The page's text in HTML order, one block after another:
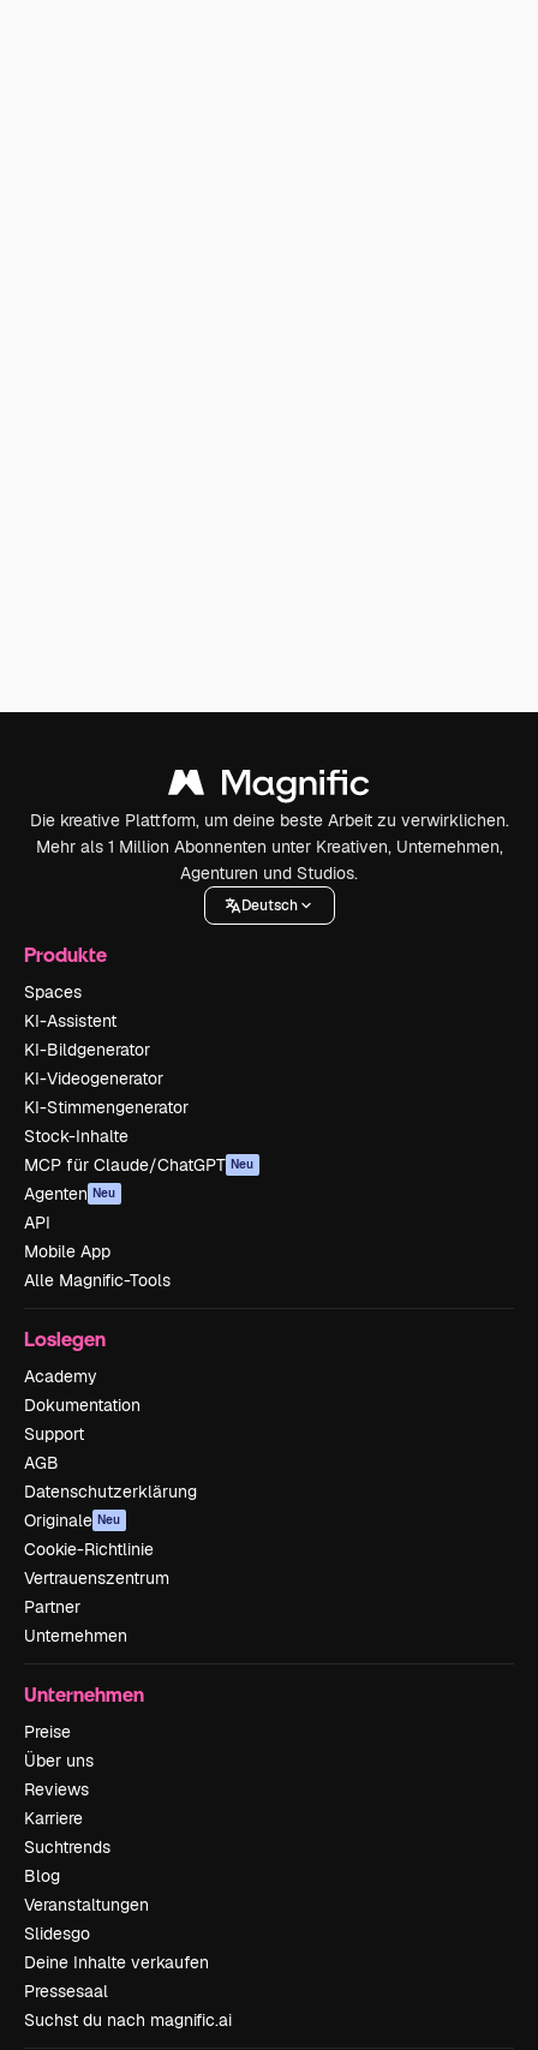
Die kreative Plattform, um deine beste Arbeit zu verwirklichen.
Mehr als 1 Million Abonnenten unter Kreativen, Unternehmen,
Agenturen und Studios.
Deutsch
Produkte
Spaces
KI-Assistent
KI-Bildgenerator
KI-Videogenerator
KI-Stimmengenerator
Stock-Inhalte
MCP für Claude/ChatGPT Neu
Agenten Neu
API
Mobile App
Alle Magnific-Tools
Loslegen
Academy
Dokumentation
Support
AGB
Datenschutzerklärung
Originale Neu
Cookie-Richtlinie
Vertrauenszentrum
Partner
Unternehmen
Unternehmen
Preise
Über uns
Reviews
Karriere
Suchtrends
Blog
Veranstaltungen
Slidesgo
Deine Inhalte verkaufen
Pressesaal
Suchst du nach magnific.ai